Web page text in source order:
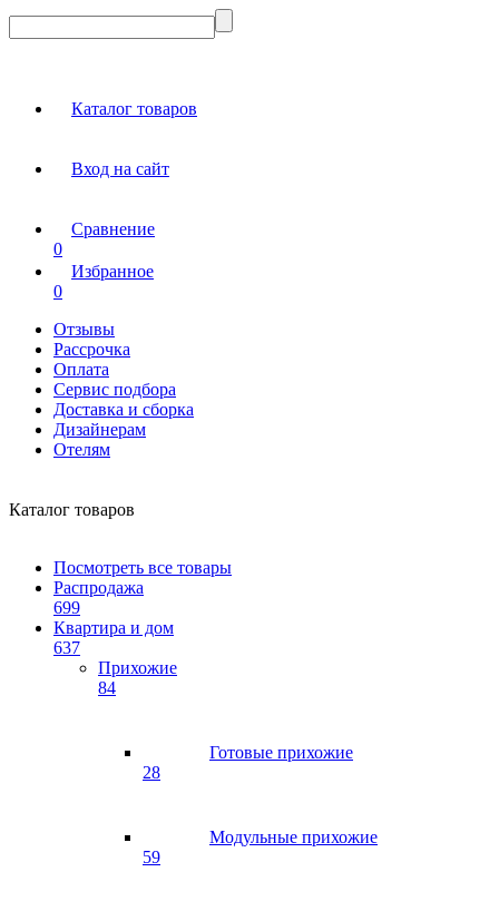
Каталог товаров
Вход на сайт
Сравнение
0
Избранное
0
Отзывы
Рассрочка
Оплата
Сервис подбора
Доставка и сборка
Дизайнерам
Отелям
Каталог товаров
Посмотреть все товары
Распродажа
699
Квартира и дом
637
Прихожие
84
Готовые прихожие
28
Модульные прихожие
59